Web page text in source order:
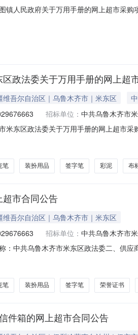
镇人民政府关于万用手册的网上超市采
编码:654002项目所在行政区划名称:新
政法委关于万用手册的网上超
维吾尔自治区｜乌鲁木齐市｜米东区
招标单位： 中共乌鲁木齐市
米东区政法委关于万用手册的网上超市
项目所在行政区划名称:新疆维吾尔自
笔 装扮用品 签字笔 彩泥 布
市合同公告
维吾尔自治区｜乌鲁木齐市｜米东区
招标单位： 中共乌鲁木齐市
：中共乌鲁木齐市米东区政法委二、供
得力/deli横线本课业本/教学用本
笔 装扮用品 签字笔 荣誉证书
件箱的网上超市合同公告